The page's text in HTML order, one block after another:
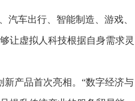
汽车出行、智能制造、游戏、
让虚拟人科技根据自身需求灵
产品首次亮相。“数字经济与